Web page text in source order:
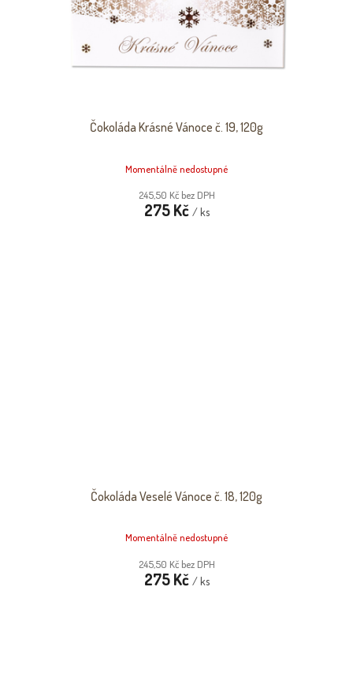
Čokoláda Krásné Vánoce č. 19, 120g
Momentálně nedostupné
245,50 Kč bez DPH
275 Kč / ks
Čokoláda Veselé Vánoce č. 18, 120g
Momentálně nedostupné
245,50 Kč bez DPH
275 Kč / ks